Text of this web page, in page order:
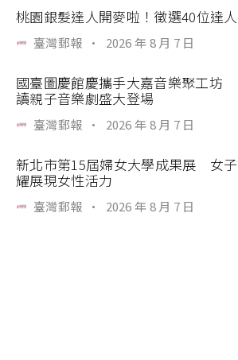
桃園銀髮達人開麥啦！徵選40位達
臺灣郵報 · 2026 年 8 月 7 日
國臺圖慶館慶攜手大嘉音樂聚工坊
讀親子音樂劇盛大登場
臺灣郵報 · 2026 年 8 月 7 日
新北市第15屆婦女大學成果展 女
耀展現女性活力
臺灣郵報 · 2026 年 8 月 7 日